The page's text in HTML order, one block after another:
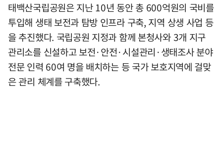
태백산국립공원은 지난 10년 동안 총 600억원의 국비를
투입해 생태 보전과 탐방 인프라 구축, 지역 상생 사업 등
을 추진했다. 국립공원 지정과 함께 본청사와 3개 지구
관리소를 신설하고 보전·안전·시설관리·생태조사 분야
전문 인력 60여 명을 배치하는 등 국가 보호지역에 걸맞
은 관리 체계를 구축했다.